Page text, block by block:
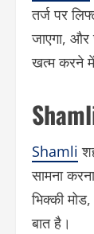
तर्ज पर
जाएगा, और
खत्म करने
Shamli
सामना
भिक्की
बात है।